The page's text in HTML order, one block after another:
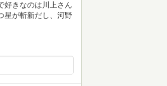
好きなのは川上さん
星が斬新だし、河野